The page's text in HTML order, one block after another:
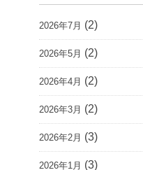
2026年7月 (2)
2026年5月 (2)
2026年4月 (2)
2026年3月 (2)
2026年2月 (3)
2026年1月 (3)